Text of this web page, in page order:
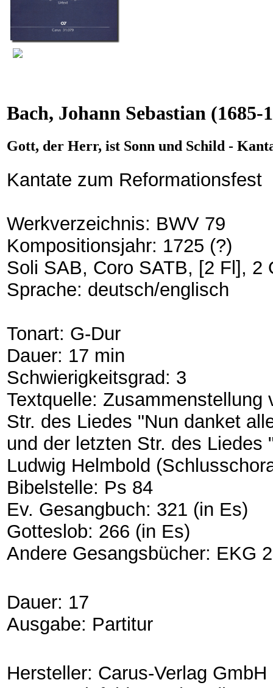
Bach, Johann Sebastian (1685-
Gott, der Herr, ist Sonn und Schild -
Kantate zum Reformationsfest
Werkverzeichnis: BWV 79
Kompositionsjahr: 1725 (?)
Soli SAB, Coro SATB, [2 Fl], 2
Sprache: deutsch/englisch
Tonart: G-Dur
Dauer: 17 min
Schwierigkeitsgrad: 3
Textquelle:
Str. des Liedes "Nun danket
und der letzten Str. des
Ludwig Helmbold
Bibelstelle: Ps 84
Ev. Gesangbuch: 321 (in Es)
Gotteslob: 266 (in Es)
Andere Gesangsbücher: EKG
Dauer: 17
Ausgabe: Partitur
Hersteller: Carus-Verlag